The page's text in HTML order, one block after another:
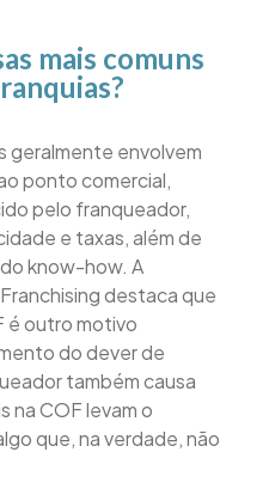
mais comuns
geralmente envolvem
ponto comercial,
pelo franqueador,
e taxas, além de
know-how. A
destaca que
é outro motivo
do dever de
também causa
na COF levam o
que, na verdade, não